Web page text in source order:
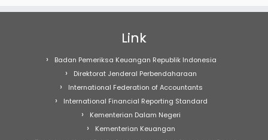
Link
Badan Pemeriksa Keuangan Republik Indonesia
Direktorat Jenderal Perbendaharaan
International Federation of Accountants
International Financial Reporting Standard
Kementerian Dalam Negeri
Kementerian Keuangan